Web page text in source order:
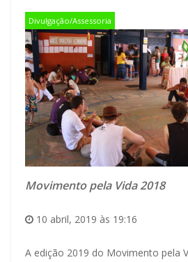
Divulgação/Assessoria
Movimento pela Vida 2018
10 abril, 2019 às 19:16
A edição 2019 do Movimento pela